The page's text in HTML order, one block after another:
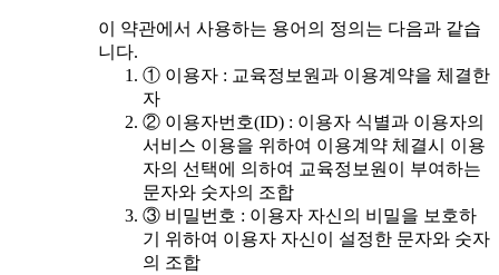
이 약관에서 사용하는 용어의 정의는 다음과 같습
니다.
① 이용자 : 교육정보원과 이용계약을 체결한
자
② 이용자번호(ID) : 이용자 식별과 이용자의
서비스 이용을 위하여 이용계약 체결시 이용
자의 선택에 의하여 교육정보원이 부여하는
문자와 숫자의 조합
③ 비밀번호 : 이용자 자신의 비밀을 보호하
기 위하여 이용자 자신이 설정한 문자와 숫자
의 조합